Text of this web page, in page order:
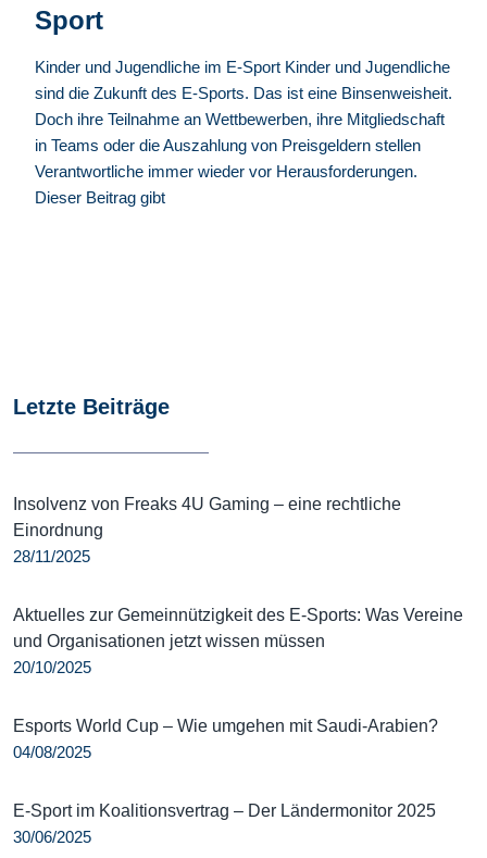
Sport
Kinder und Jugendliche im E-Sport Kinder und Jugendliche
sind die Zukunft des E-Sports. Das ist eine Binsenweisheit.
Doch ihre Teilnahme an Wettbewerben, ihre Mitgliedschaft
in Teams oder die Auszahlung von Preisgeldern stellen
Verantwortliche immer wieder vor Herausforderungen.
Dieser Beitrag gibt
Letzte Beiträge
Insolvenz von Freaks 4U Gaming – eine rechtliche
Einordnung
28/11/2025
Aktuelles zur Gemeinnützigkeit des E-Sports: Was Vereine
und Organisationen jetzt wissen müssen
20/10/2025
Esports World Cup – Wie umgehen mit Saudi-Arabien?
04/08/2025
E-Sport im Koalitionsvertrag – Der Ländermonitor 2025
30/06/2025